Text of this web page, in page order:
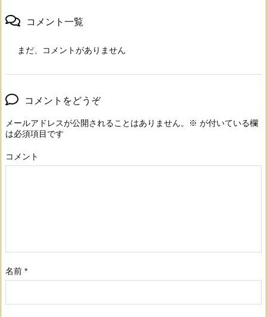
コメント一覧
まだ、コメントがありません
コメントをどうぞ
メールアドレスが公開されることはありません。 ※ が付いている欄
は必須項目です
コメント
名前 *